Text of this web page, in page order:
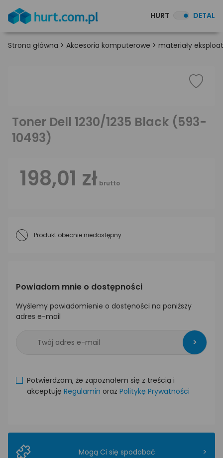
HURT DETAL
Strona główna > Akcesoria komputerowe > materiały
Toner Dell 1230/1235 Black (593-
10493)
198,01 zł brutto
Produkt obecnie niedostępny
Powiadom mnie o dostępności
Wyślemy powiadomienie o dostęności na poniższy
adres e-mail
>
Potwierdzam, że zapoznałem się z treścią i
akceptuję Regulamin oraz Politykę Prywatności
Mogą Ci się spodobać >